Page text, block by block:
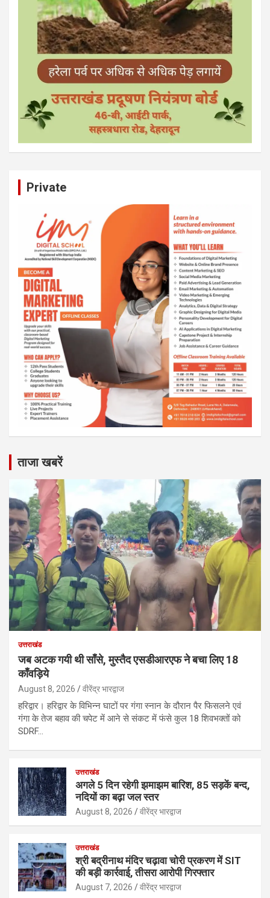
Private
ताजा खबरें
उत्तराखंड
जब अटक गयी थी साँसे, मुस्तैद एसडीआरएफ ने बचा लिए 18
काँवड़िये
August 8, 2026 वीरेंद्र भारद्वाज
हरिद्वार। हरिद्वार के विभिन्न घाटों पर गंगा स्नान के दौरान पैर फिसलने एवं
गंगा के तेज बहाव की चपेट में आने से संकट में फंसे कुल 18 शिवभक्तों को
SDRF…
उत्तराखंड
अगले 5 दिन रहेगी झमाझम बारिश, 85 सड़कें बन्द,
नदियों का बढ़ा जल स्तर
August 8, 2026 वीरेंद्र भारद्वाज
उत्तराखंड
श्री बद्रीनाथ मंदिर चढ़ावा चोरी प्रकरण में SIT
की बड़ी कार्रवाई, तीसरा आरोपी गिरफ्तार
August 7, 2026 वीरेंद्र भारद्वाज